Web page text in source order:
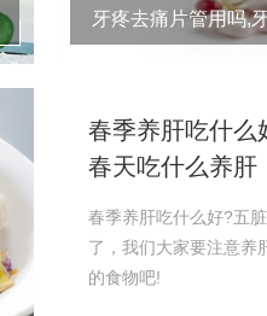
牙疼去痛片管用吗,
春季养肝吃什么
春天吃什么养肝
春季养肝吃什么好?五
了，我们大家要注意养
的食物吧!